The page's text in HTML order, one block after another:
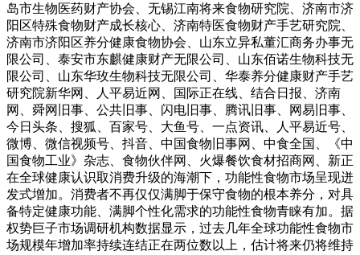
岛市生物医药财产协会、无锡江南将来食物研究院、济南市济
阳区特殊食物财产成长核心、济南特医食物财产手艺研究院、
济南市济阳区养分健康食物协会、山东立异私董汇商务办事无
限公司、泰安市东麒健康财产无限公司、山东佰诺生物科技无
限公司、山东华玫生物科技无限公司、华泰养分健康财产手艺
研究院新华网、人平易近网、国际正在线、结合日报、济南
网、舜网旧事、公共旧事、闪电旧事、腾讯旧事、网易旧事、
今日头条、搜狐、百家号、大鱼号、一点资讯、人平易近号、
微博、微信视频号、抖音、中国食物旧事网、中食全国、《中
国食物工业》杂志、食物伙伴网、火爆餐饮食材招商网、新正
在全球健康认识取消费升级的海潮下，功能性食物市场呈现迸
发式增加。消费者不再仅仅满脚于保守食物的根本养分，对具
备特定健康功能、满脚个性化需求的功能性食物青睐有加。据
权势巨子市场调研机构数据显示，过去几年全球功能性食物市
场规模年增加率持续连结正在两位数以上，估计将来仍将维持